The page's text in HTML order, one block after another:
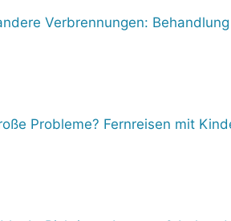
Verbrennungen:
Probleme? Fernreisen mit